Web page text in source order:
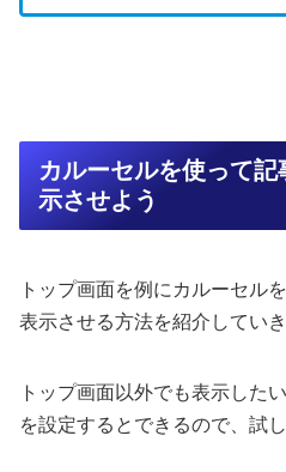
カルーセルを使って
示させよう
トップ画面を例にカルーセル
表示させる方法を紹介していき
トップ画面以外でも表示した
を設定するとできるので、試